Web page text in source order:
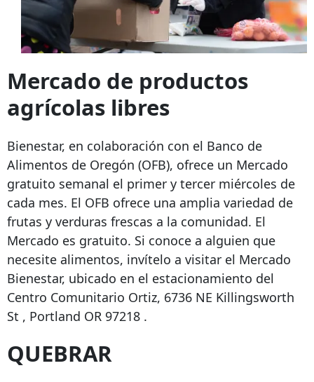
Mercado de productos
agrícolas libres
Bienestar, en colaboración con el Banco de
Alimentos de Oregón (OFB), ofrece un Mercado
gratuito semanal el primer y tercer miércoles de
cada mes. El OFB ofrece una amplia variedad de
frutas y verduras frescas a la comunidad. El
Mercado es gratuito. Si conoce a alguien que
necesite alimentos, invítelo a visitar el Mercado
Bienestar, ubicado en el estacionamiento del
Centro Comunitario Ortiz, 6736 NE Killingsworth
St , Portland OR 97218 .
QUEBRAR